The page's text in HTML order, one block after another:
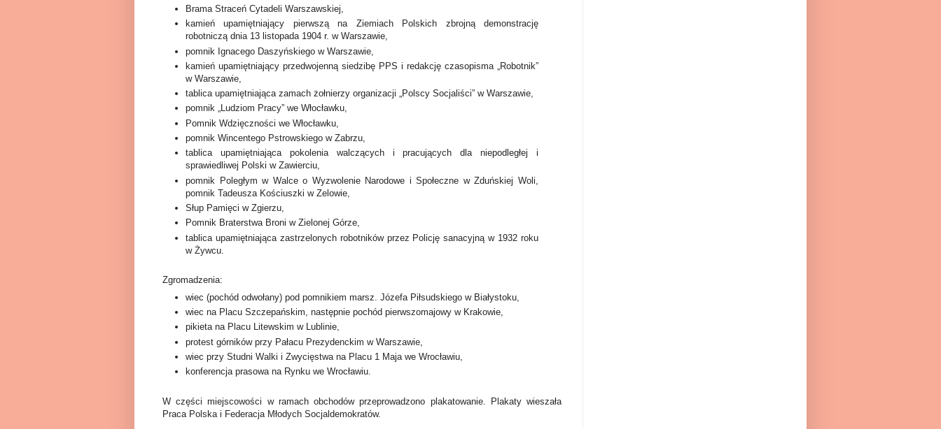
Brama Straceń Cytadeli Warszawskiej,
kamień upamiętniający pierwszą na Ziemiach Polskich zbrojną demonstrację
robotniczą dnia 13 listopada 1904 r. w Warszawie,
pomnik Ignacego Daszyńskiego w Warszawie,
kamień upamiętniający przedwojenną siedzibę PPS i redakcję czasopisma „Robotnik”
w Warszawie,
tablica upamiętniająca zamach żołnierzy organizacji „Polscy Socjaliści” w Warszawie,
pomnik „Ludziom Pracy” we Włocławku,
Pomnik Wdzięczności we Włocławku,
pomnik Wincentego Pstrowskiego w Zabrzu,
tablica upamiętniająca pokolenia walczących i pracujących dla niepodległej i
sprawiedliwej Polski w Zawierciu,
pomnik Poległym w Walce o Wyzwolenie Narodowe i Społeczne w Zduńskiej Woli,
pomnik Tadeusza Kościuszki w Zelowie,
Słup Pamięci w Zgierzu,
Pomnik Braterstwa Broni w Zielonej Górze,
tablica upamiętniająca zastrzelonych robotników przez Policję sanacyjną w 1932 roku
w Żywcu.
Zgromadzenia:
wiec (pochód odwołany) pod pomnikiem marsz. Józefa Piłsudskiego w Białystoku,
wiec na Placu Szczepańskim, następnie pochód pierwszomajowy w Krakowie,
pikieta na Placu Litewskim w Lublinie,
protest górników przy Pałacu Prezydenckim w Warszawie,
wiec przy Studni Walki i Zwycięstwa na Placu 1 Maja we Wrocławiu,
konferencja prasowa na Rynku we Wrocławiu.
W części miejscowości w ramach obchodów przeprowadzono plakatowanie. Plakaty wieszała
Praca Polska i Federacja Młodych Socjaldemokratów.